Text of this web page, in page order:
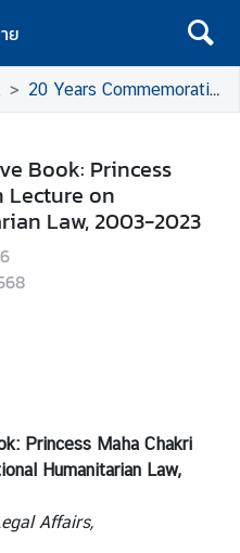
ย
20 Years Commemorative Book: Princess Maha Chakri Sirindhorn Lecture on International Humanitarian Law, 2003-2023
Book: Princess
Lecture on
Law, 2003-2023
Princess Maha Chakri
Humanitarian Law,
Affairs,